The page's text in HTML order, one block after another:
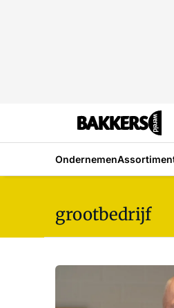
Ondernemen
grootbedrijf